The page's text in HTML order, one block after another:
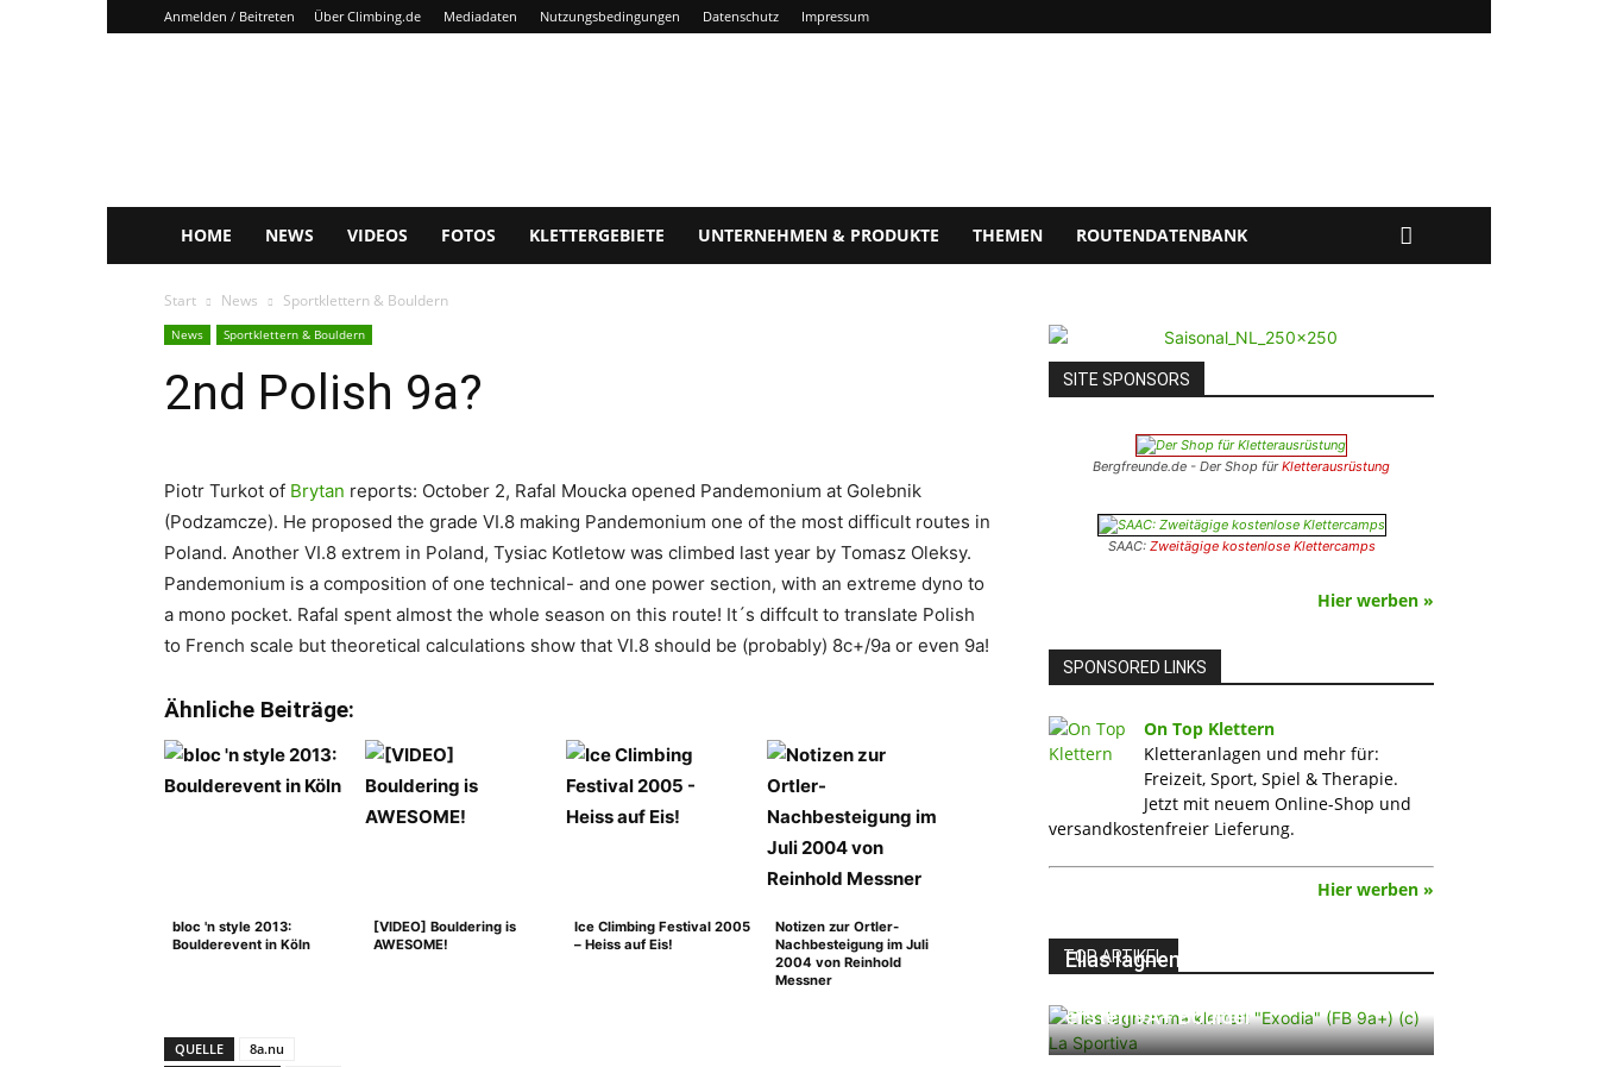
Anmelden / Beitreten Über Climbing.de Mediadaten Nutzungsbedingungen Datenschutz Impressum
HOME NEWS VIDEOS FOTOS KLETTERGEBIETE UNTERNEHMEN & PRODUKTE THEMEN ROUTENDATENBANK
Start News Sportklettern & Bouldern
News Sportklettern & Bouldern
2nd Polish 9a?
Piotr Turkot of Brytan reports: October 2, Rafal Moucka opened Pandemonium at Golebnik
(Podzamcze). He proposed the grade VI.8 making Pandemonium one of the most difficult routes in
Poland. Another VI.8 extrem in Poland, Tysiac Kotletow was climbed last year by Tomasz Oleksy.
Pandemonium is a composition of one technical- and one power section, with an extreme dyno to
a mono pocket. Rafal spent almost the whole season on this route! It´s diffcult to translate Polish
to French scale but theoretical calculations show that VI.8 should be (probably) 8c+/9a or even 9a!
Ähnliche Beiträge:
bloc 'n style 2013:
Boulderevent in Köln
[VIDEO] Bouldering is
AWESOME!
Ice Climbing Festival 2005
– Heiss auf Eis!
Notizen zur Ortler-
Nachbesteigung im Juli
2004 von Reinhold
Messner
QUELLE
8a.nu
SITE SPONSORS
Bergfreunde.de - Der Shop fürKletterausrüstung
SAAC: Zweitägige kostenlose Klettercamps
Hier werben »
SPONSORED LINKS
On Top Klettern
Kletteranlagen und mehr für:
Freizeit, Sport, Spiel & Therapie.
Jetzt mit neuem Online-Shop und
versandkostenfreier Lieferung.
Hier werben »
TOP ARTIKEL
Elias Iagnemma klettert „Exodia“:
ersten 9A+ Boulder